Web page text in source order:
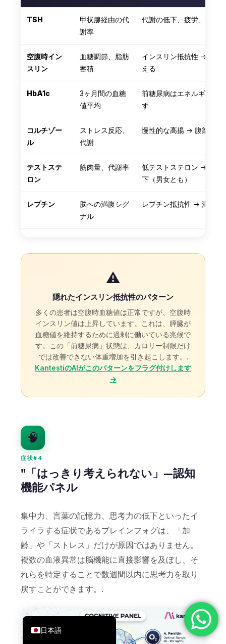
TSH
甲状腺経由の代
謝率
代謝の低下、疲労、体重
空腹時イン
スリン
血糖調節、脂肪
蓄積
インスリン抵抗性 → 体は
える
HbA1c
3ヶ月間の血糖
値平均
前糖尿病はエネルギー不
す
コルチゾー
ル
ストレス反応、
代謝
慢性的な高揚 → 腹部の脂
テストステ
ロン
筋肉量、代謝率
低テストステロン → 筋肉
下（男女とも）
レプチン
脳への満腹シグ
ナル
レプチン抵抗性 → 満腹感
⚠️
隠れたインスリン抵抗性のパターン
多くの患者は空腹時血糖値は正常ですが、空腹時
インスリン値は上昇しています。これは、膵臓が
血糖値を維持するために過剰に働いている兆候で
す。この「前糖尿病」状態は、カロリー制限だけ
では改善できない体重増加を引き起こします。.
KantestiのAIがこのパターンをフラグ付けします
→
🧠
症状#4
"「はっきり考えられない」—認知
機能パネル
集中力、言葉の記憶力、思考力の低下といったイ
ライラする症状であるブレインフォグは、「加
齢」や「ストレス」だけが原因ではありません。
複数の血液異常は脳機能に直接影響を及ぼし、そ
れらを特定することで数週間以内に思考力を取り
戻すことができます。.
日本語
العربية
Français
עִבְרִית
Italiano
Español
Ελληνικά
Română
简体中文
Български
Nederlands
हिन्दी
Bahasa Indonesia
Հայերեն
Íslenska
ქართული
Русский
Lietuvių kalba
Polski
Slovenščina
Shqip